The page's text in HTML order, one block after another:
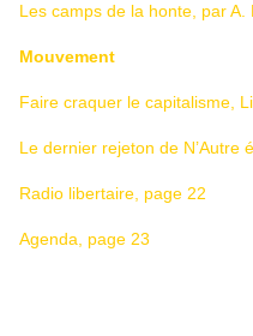
Les camps de la honte, par A.
Mouvement
Faire craquer le capitalisme,
Le dernier rejeton de N’Autre
Radio libertaire, page 22
Agenda, page 23